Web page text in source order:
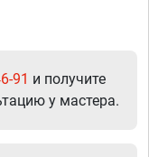
91 и получите
у мастера.